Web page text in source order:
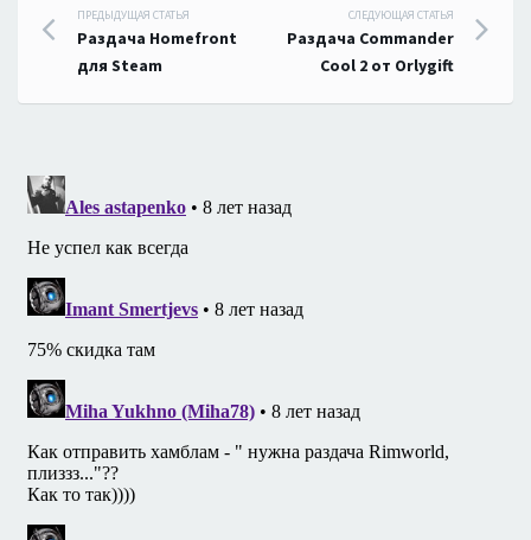
Навигация
по
записям
ПРЕДЫДУЩАЯ СТАТЬЯ
Раздача Homefront
для Steam
СЛЕДУЮЩАЯ СТАТЬЯ
Раздача Commander
Cool 2 от Orlygift